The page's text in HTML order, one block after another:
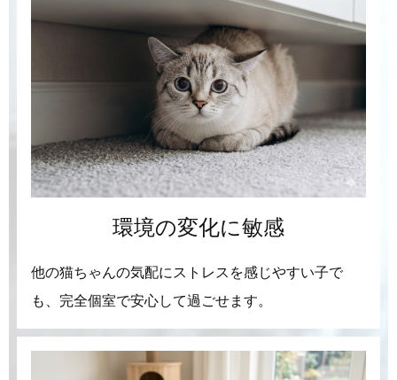
環境の変化に敏感
他の猫ちゃんの気配にストレスを感じやすい子で
も、完全個室で安心して過ごせます。